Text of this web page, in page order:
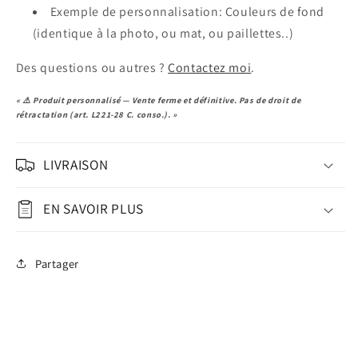
Exemple de personnalisation: Couleurs de fond
(identique à la photo, ou mat, ou paillettes..)
Des questions ou autres ?Contactez moi.
« ⚠️ Produit personnalisé — Vente ferme et définitive. Pas de droit de
rétractation (art. L221-28 C. conso.). »
LIVRAISON
EN SAVOIR PLUS
Partager